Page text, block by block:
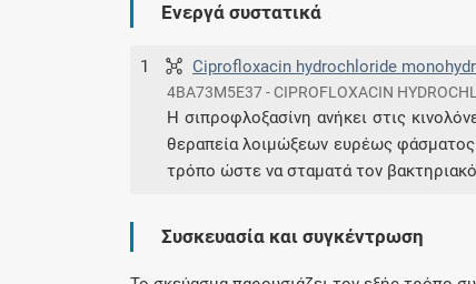
Ενεργά συστατικά
1 Ciprofloxacin hydrochloride
4BA73M5E37 - CIPROFLOXACIN
Η σιπροφλοξασίνη ανήκει στις
θεραπεία λοιμώξεων ευρέως
τρόπο ώστε να σταματά τον
Συσκευασία και συγκέντρωση